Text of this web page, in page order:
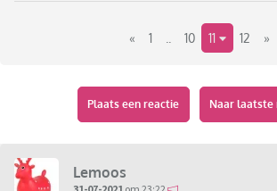
« 1 10 11 12 »
Plaats een reactie Naar laatste
Lemoos